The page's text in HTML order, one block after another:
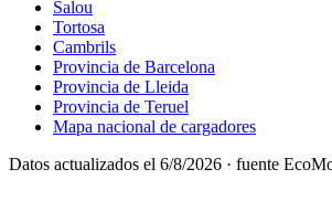
Salou
Tortosa
Cambrils
Provincia de Barcelona
Provincia de Lleida
Provincia de Teruel
Mapa nacional de cargadores
Datos actualizados el 6/8/2026 · fuente